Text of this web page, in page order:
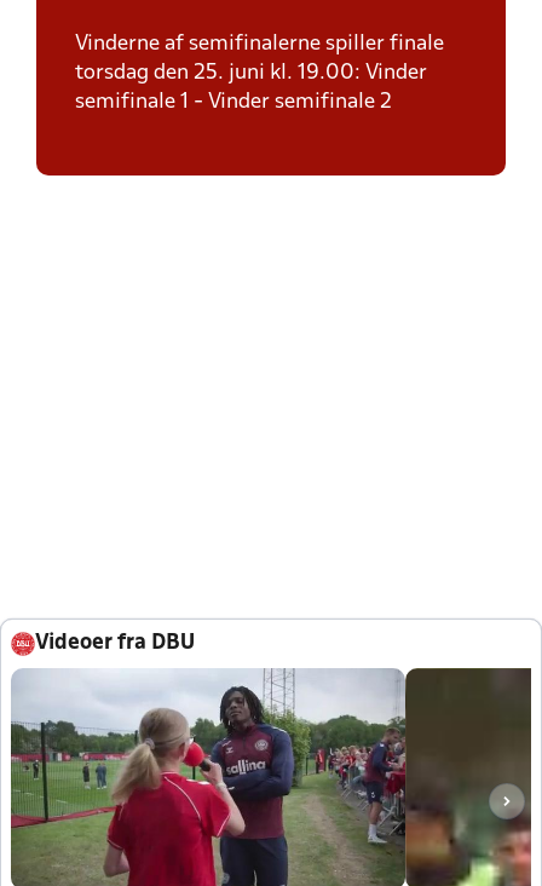
Vinderne af semifinalerne spiller finale
torsdag den 25. juni kl. 19.00: Vinder
semifinale 1 - Vinder semifinale 2
Videoer fra DBU